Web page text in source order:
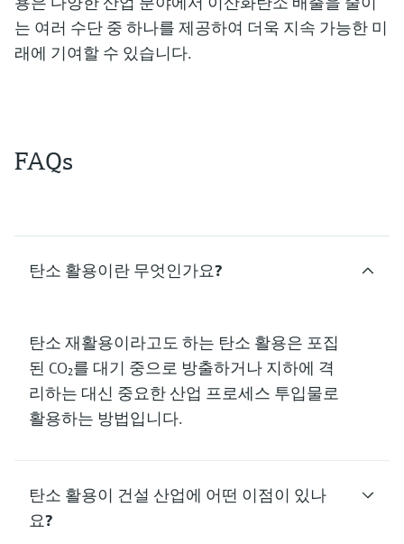
는 여러 수단 중 하나를 제공하여 더욱 지속 가능한 미
래에 기여할 수 있습니다.
FAQs
탄소 활용이란 무엇인가요?
탄소 재활용이라고도 하는 탄소 활용은 포집
된 CO₂를 대기 중으로 방출하거나 지하에 격
리하는 대신 중요한 산업 프로세스 투입물로
활용하는 방법입니다.
탄소 활용이 건설 산업에 어떤 이점이 있나
요?